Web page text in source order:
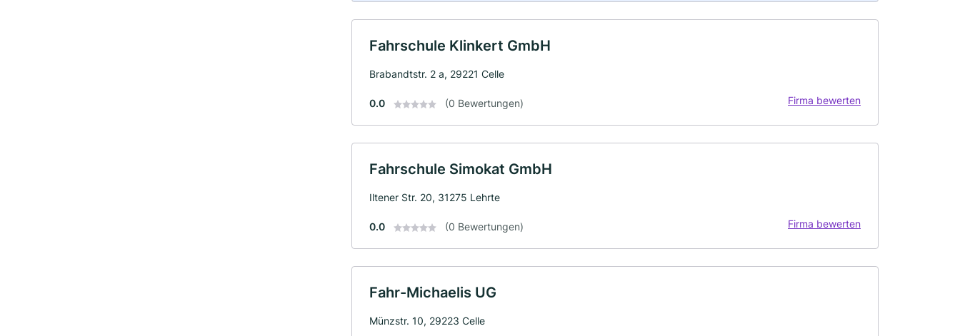
Fahrschule Klinkert GmbH
Brabandtstr. 2 a, 29221 Celle
0.0 (0 Bewertungen) Firma bewerten
Fahrschule Simokat GmbH
Iltener Str. 20, 31275 Lehrte
0.0 (0 Bewertungen) Firma bewerten
Fahr-Michaelis UG
Münzstr. 10, 29223 Celle